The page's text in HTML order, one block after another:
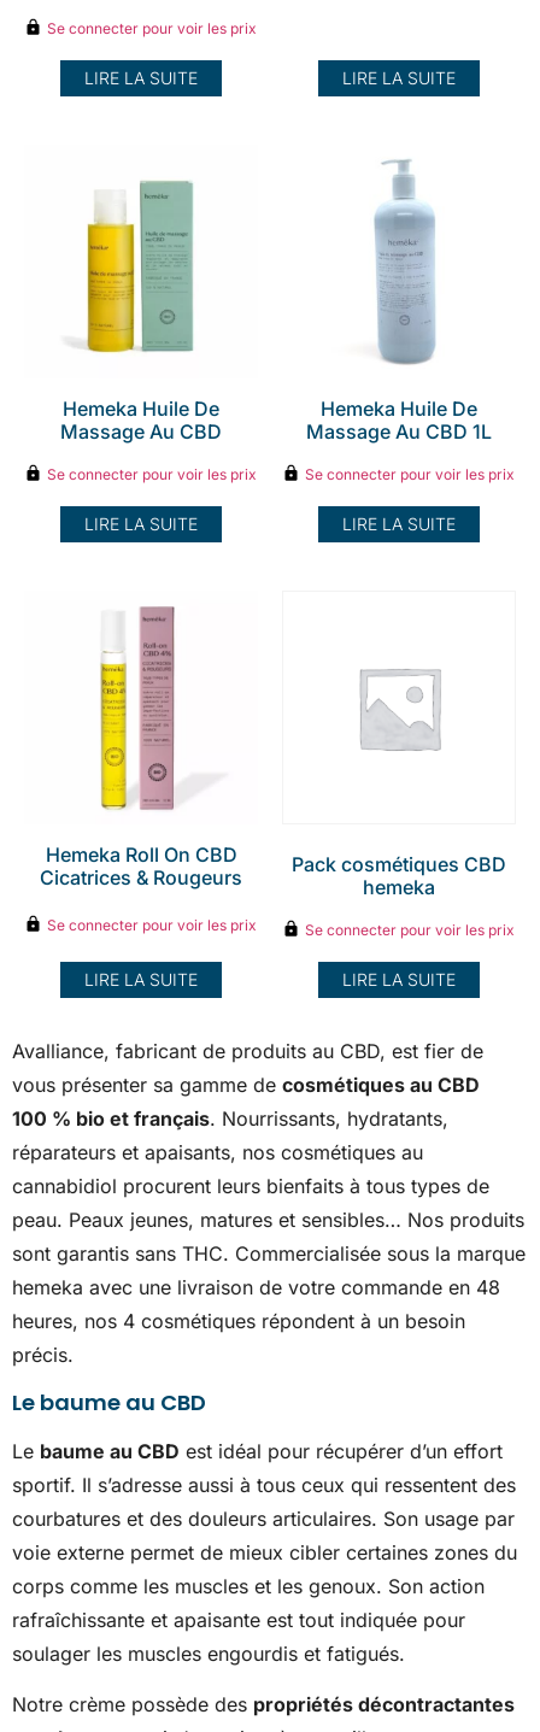
Se connecter pour voir les prix
LIRE LA SUITE LIRE LA SUITE
Hemeka Huile De
Massage Au CBD
Se connecter pour voir les prix
LIRE LA SUITE
Hemeka Huile De
Massage Au CBD 1L
Se connecter pour voir les prix
LIRE LA SUITE
Hemeka Roll On CBD
Cicatrices & Rougeurs
Se connecter pour voir les prix
LIRE LA SUITE
Pack cosmétiques CBD
hemeka
Se connecter pour voir les prix
LIRE LA SUITE
Avalliance, fabricant de produits au CBD, est fier de
vous présenter sa gamme de cosmétiques au CBD
100 % bio et français. Nourrissants, hydratants,
réparateurs et apaisants, nos cosmétiques au
cannabidiol procurent leurs bienfaits à tous types de
peau. Peaux jeunes, matures et sensibles… Nos produits
sont garantis sans THC. Commercialisée sous la marque
hemeka avec une livraison de votre commande en 48
heures, nos 4 cosmétiques répondent à un besoin
précis.
Le baume au CBD
Le baume au CBD est idéal pour récupérer d’un effort
sportif. Il s’adresse aussi à tous ceux qui ressentent des
courbatures et des douleurs articulaires. Son usage par
voie externe permet de mieux cibler certaines zones du
corps comme les muscles et les genoux. Son action
rafraîchissante et apaisante est tout indiquée pour
soulager les muscles engourdis et fatigués.
Notre crème possède des propriétés décontractantes